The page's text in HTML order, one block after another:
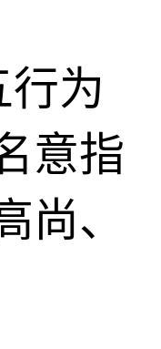
行为
意指
尚、